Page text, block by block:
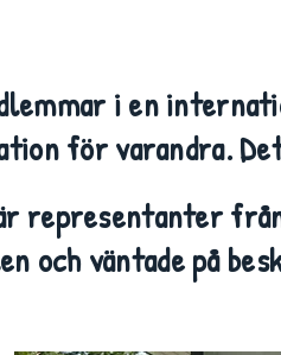
i en
för varandra.
representanter
och väntade på